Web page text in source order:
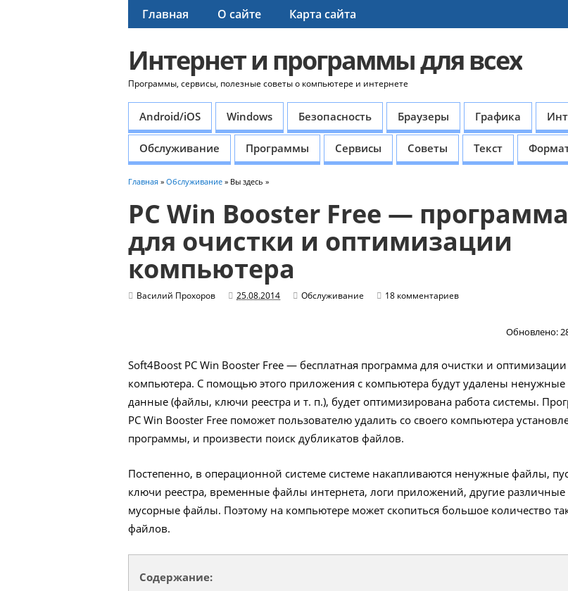
Главная О сайте Карта сайта
Интернет и программы для всех
Программы, сервисы, полезные советы о компьютере и интернете
Android/iOS Windows Безопасность Браузеры Графика
Обслуживание Программы Сервисы Советы Текст
Главная » Обслуживание » Вы здесь »
PC Win Booster Free — программа
для очистки и оптимизации
компьютера
Василий Прохоров 25.08.2014 Обслуживание 18 комментариев
Обновлено:
Soft4Boost PC Win Booster Free — бесплатная программа для очистки и оптимизации
компьютера. С помощью этого приложения с компьютера будут удалены ненужные
данные (файлы, ключи реестра и т. п.), будет оптимизирована работа системы.
PC Win Booster Free поможет пользователю удалить со своего компьютера
программы, и произвести поиск дубликатов файлов.
Постепенно, в операционной системе системе накапливаются ненужные файлы,
ключи реестра, временные файлы интернета, логи приложений, другие различные
мусорные файлы. Поэтому на компьютере может скопиться большое количество
файлов.
Содержание: